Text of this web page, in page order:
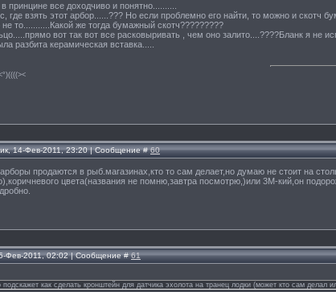
в принцине все доходчиво и понятно..........
где взять этот арбор......??? Но если проблемно его найти, то можно и
не то...........Какой же тогда бумажный скотч?????????
вот так вот все расковыривать , чем оно залито....????Бланк я не
разбита керамическая вставка.....
14-Фев-2011, 23:20 | Сообщение #60
арборы продаются в рыб.магазинах,кто то сам делает,но думаю не стоит на
цвета(названия не помню,завтра посмотрю,)или 3М-кий,он
Фев-2011, 02:02 | Сообщение #61
подскажет как сделать кронштейн для датчика эхолота на транец лодки (может кто сам